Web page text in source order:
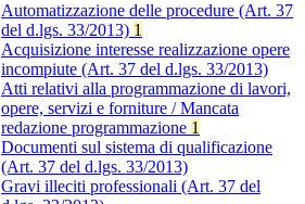
Automatizzazione delle procedure (Art. 37
del d.lgs. 33/2013) 1
Acquisizione interesse realizzazione opere
incompiute (Art. 37 del d.lgs. 33/2013)
Atti relativi alla programmazione di lavori,
opere, servizi e forniture / Mancata
redazione programmazione 1
Documenti sul sistema di qualificazione
(Art. 37 del d.lgs. 33/2013)
Gravi illeciti professionali (Art. 37 del